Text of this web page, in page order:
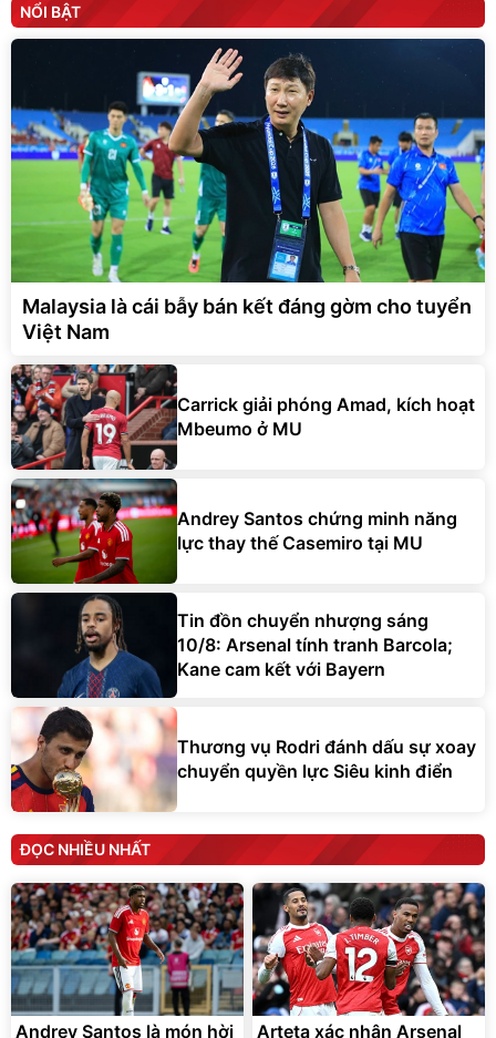
NỔI BẬT
Malaysia là cái bẫy bán kết đáng gờm cho tuyển
Việt Nam
Carrick giải phóng Amad, kích hoạt
Mbeumo ở MU
Andrey Santos chứng minh năng
lực thay thế Casemiro tại MU
Tin đồn chuyển nhượng sáng
10/8: Arsenal tính tranh Barcola;
Kane cam kết với Bayern
Thương vụ Rodri đánh dấu sự xoay
chuyển quyền lực Siêu kinh điển
ĐỌC NHIỀU NHẤT
Andrey Santos là món hời Arteta xác nhận Arsenal